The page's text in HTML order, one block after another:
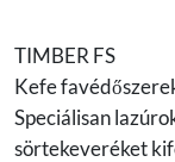
TIMBER FS
Kefe
Speciálisan
sörtekeveréket